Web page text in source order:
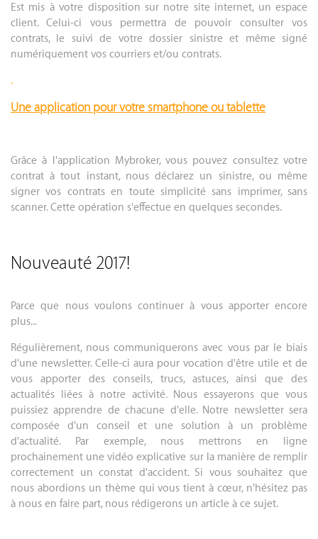
Est mis à votre disposition sur notre site internet, un espace
client. Celui-ci vous permettra de pouvoir consulter vos
contrats, le suivi de votre dossier sinistre et même signé
numériquement vos courriers et/ou contrats.
.
Une application pour votre smartphone ou tablette
Grâce à l'application Mybroker, vous pouvez consultez votre
contrat à tout instant, nous déclarez un sinistre, ou même
signer vos contrats en toute simplicité sans imprimer, sans
scanner. Cette opération s'effectue en quelques secondes.
Nouveauté 2017!
Parce que nous voulons continuer à vous apporter encore
plus...
Régulièrement, nous communiquerons avec vous par le biais
d'une newsletter. Celle-ci aura pour vocation d'être utile et de
vous apporter des conseils, trucs, astuces, ainsi que des
actualités liées à notre activité. Nous essayerons que vous
puissiez apprendre de chacune d'elle. Notre newsletter sera
composée d'un conseil et une solution à un problème
d'actualité. Par exemple, nous mettrons en ligne
prochainement une vidéo explicative sur la manière de remplir
correctement un constat d'accident. Si vous souhaitez que
nous abordions un thème qui vous tient à cœur, n'hésitez pas
à nous en faire part, nous rédigerons un article à ce sujet.